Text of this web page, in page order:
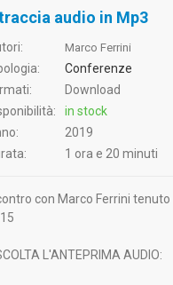
audio in Mp3
Marco Ferrini
Conferenze
Download
in stock
2019
1 ora e 20 minuti
con Marco Ferrini
L'ANTEPRIMA AUDIO: